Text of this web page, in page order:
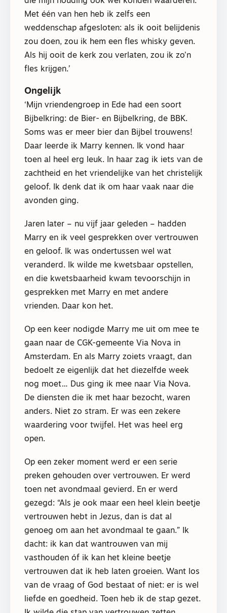
Met één van hen heb ik zelfs een
weddenschap afgesloten: als ik ooit belijdenis
zou doen, zou ik hem een fles whisky geven.
Als hij ooit de kerk zou verlaten, zou ik zo’n
fles krijgen.’
Ongelijk
‘Mijn vriendengroep in Ede had een soort
Bijbelkring: de Bier- en Bijbelkring, de BBK.
Soms was er meer bier dan Bijbel trouwens!
Daar leerde ik Marry kennen. Ik vond haar
toen al heel erg leuk. In haar zag ik iets van de
zachtheid en het vriendelijke van het christelijk
geloof. Ik denk dat ik om haar vaak naar die
avonden ging.
Jaren later – nu vijf jaar geleden – hadden
Marry en ik veel gesprekken over vertrouwen
en geloof. Ik was ondertussen wel wat
veranderd. Ik wilde me kwetsbaar opstellen,
en die kwetsbaarheid kwam tevoorschijn in
gesprekken met Marry en met andere
vrienden. Daar kon het.
Op een keer nodigde Marry me uit om mee te
gaan naar de CGK-gemeente Via Nova in
Amsterdam. En als Marry zoiets vraagt, dan
bedoelt ze eigenlijk dat het diezelfde week
nog moet… Dus ging ik mee naar Via Nova.
De diensten die ik met haar bezocht, waren
anders. Niet zo stram. Er was een zekere
waardering voor twijfel. Het was heel erg
open.
Op een zeker moment werd er een serie
preken gehouden over vertrouwen. Er werd
toen net avondmaal gevierd. En er werd
gezegd: “Als je ook maar een heel klein beetje
vertrouwen hebt in Jezus, dan is dat al
genoeg om aan het avondmaal te gaan.” Ik
dacht: ik kan dat wantrouwen van mij
vasthouden óf ik kan het kleine beetje
vertrouwen dat ik heb laten groeien. Want los
van de vraag of God bestaat of niet: er is wel
liefde en goedheid. Toen heb ik de stap gezet.